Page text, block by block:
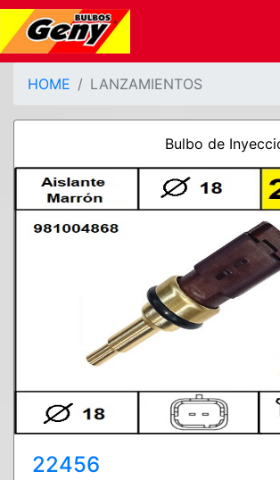
HOME LANZAMIENTOS
Bulbo de
22456